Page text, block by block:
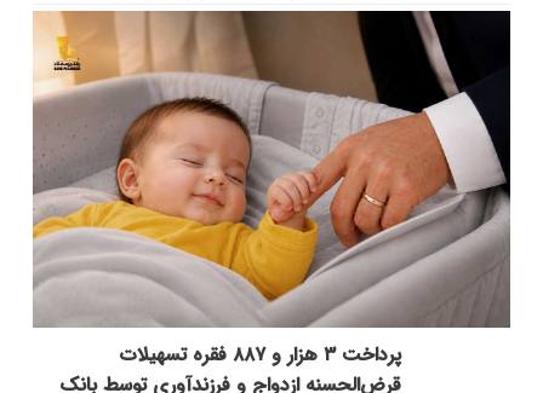
پرداخت ۳ هزار و ۸۸۷ فقره تسهیلات
قرض‌الحسنه ازدواج و فرزندآوری توسط بانک